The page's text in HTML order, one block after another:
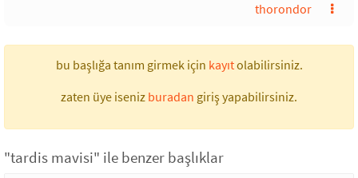
thorondor
bu başlığa tanım girmek için kayıtolabilirsiniz.
zaten üye iseniz buradan giriş yapabilirsiniz.
"tardis mavisi" ile benzer başlıklar